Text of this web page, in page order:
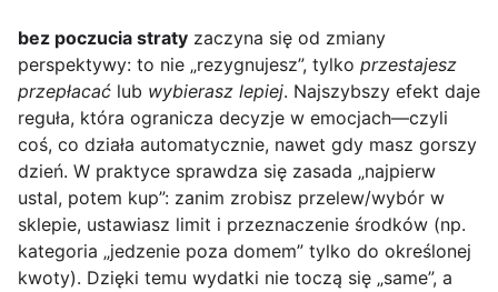
bez poczucia straty zaczyna się od zmiany
perspektywy: to nie „rezygnujesz”, tylko przestajesz
przepłacać lub wybierasz lepiej. Najszybszy efekt daje
reguła, która ogranicza decyzje w emocjach—czyli
coś, co działa automatycznie, nawet gdy masz gorszy
dzień. W praktyce sprawdza się zasada „najpierw
ustal, potem kup”: zanim zrobisz przelew/wybór w
sklepie, ustawiasz limit i przeznaczenie środków (np.
kategoria „jedzenie poza domem” tylko do określonej
kwoty). Dzięki temu wydatki nie toczą się „same”, a